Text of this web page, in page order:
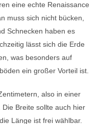
eine echte Renaissance
muss sich nicht bücken,
Schnecken haben es
lässt sich die Erde
was besonders auf
ein großer Vorteil ist.
also in einer
Breite sollte auch hier
Länge ist frei wählbar.